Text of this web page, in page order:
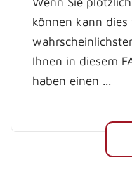
können kann dies
Ihnen in diesem
haben einen ...